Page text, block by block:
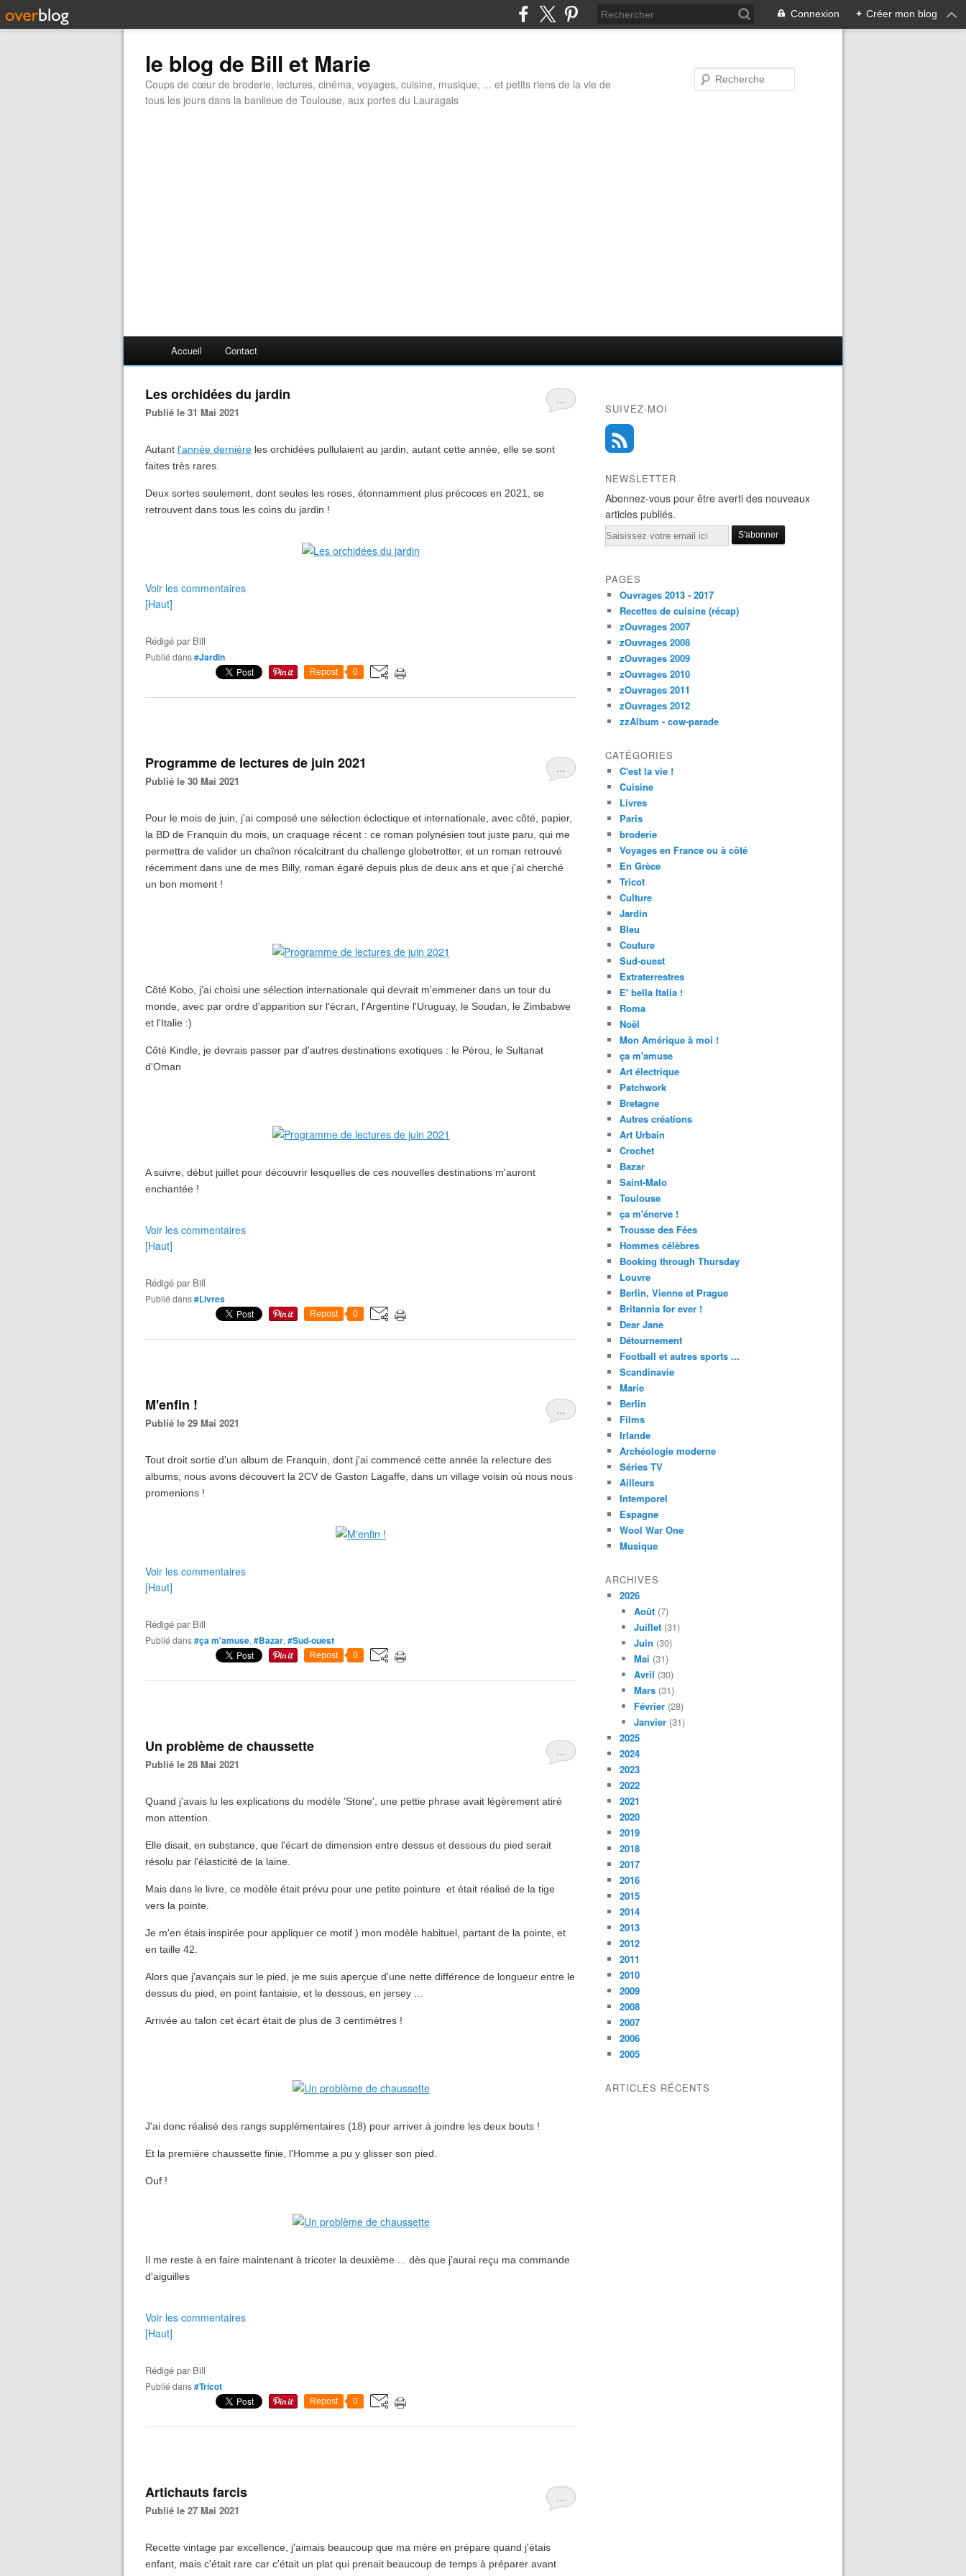
Connexion + Créer mon blog
le blog de Bill et Marie
Coups de cœur de broderie, lectures, cinéma, voyages, cuisine, musique, ... et petits riens de la vie de
tous les jours dans la banlieue de Toulouse, aux portes du Lauragais
Accueil Contact
…
Les orchidées du jardin
Publié le 31 Mai 2021
Autant l'année dernière les orchidées pullulaient au jardin, autant cette année, elle se sont
faites très rares.
Deux sortes seulement, dont seules les roses, étonnamment plus précoces en 2021, se
retrouvent dans tous les coins du jardin !
Voir les commentaires
[Haut]
Rédigé par Bill
Publié dans#Jardin
Repost 0
…
Programme de lectures de juin 2021
Publié le 30 Mai 2021
Pour le mois de juin, j'ai composé une sélection éclectique et internationale, avec côté, papier,
la BD de Franquin du mois, un craquage récent : ce roman polynésien tout juste paru, qui me
permettra de valider un chaînon récalcitrant du challenge globetrotter, et un roman retrouvé
récemment dans une de mes Billy, roman égaré depuis plus de deux ans et que j'ai cherché
un bon moment !
Côté Kobo, j'ai choisi une sélection internationale qui devrait m'emmener dans un tour du
monde, avec par ordre d'apparition sur l'écran, l'Argentine l'Uruguay, le Soudan, le Zimbabwe
et l'Italie :)
Côté Kindle, je devrais passer par d'autres destinations exotiques : le Pérou, le Sultanat
d'Oman
A suivre, début juillet pour découvrir lesquelles de ces nouvelles destinations m'auront
enchantée !
Voir les commentaires
[Haut]
Rédigé par Bill
Publié dans#Livres
Repost 0
…
M'enfin !
Publié le 29 Mai 2021
Tout droit sortie d'un album de Franquin, dont j'ai commencé cette année la relecture des
albums, nous avons découvert la 2CV de Gaston Lagaffe, dans un village voisin où nous nous
promenions !
Voir les commentaires
[Haut]
Rédigé par Bill
Publié dans#ça m'amuse, #Bazar, #Sud-ouest
Repost 0
…
Un problème de chaussette
Publié le 28 Mai 2021
Quand j'avais lu les explications du modèle 'Stone', une pettie phrase avait légèrement atiré
mon attention.
Elle disait, en substance, que l'écart de dimension entre dessus et dessous du pied serait
résolu par l'élasticité de la laine.
Mais dans le livre, ce modèle était prévu pour une petite pointure et était réalisé de la tige
vers la pointe.
Je m'en étais inspirée pour appliquer ce motif ) mon modèle habituel, partant de la pointe, et
en taille 42.
Alors que j'avançais sur le pied, je me suis aperçue d'une nette différence de longueur entre le
dessus du pied, en point fantaisie, et le dessous, en jersey ...
Arrivée au talon cet écart était de plus de 3 centimètres !
J'ai donc réalisé des rangs supplémentaires (18) pour arriver à joindre les deux bouts !
Et la première chaussette finie, l'Homme a pu y glisser son pied.
Ouf !
Il me reste à en faire maintenant à tricoter la deuxième ... dès que j'aurai reçu ma commande
d'aiguilles
Voir les commentaires
[Haut]
Rédigé par Bill
Publié dans#Tricot
Repost 0
…
Artichauts farcis
Publié le 27 Mai 2021
Recette vintage par excellence, j'aimais beaucoup que ma mère en prépare quand j'étais
enfant, mais c'était rare car c'était un plat qui prenait beaucoup de temps à préparer avant
SUIVEZ-MOI
NEWSLETTER
Abonnez-vous pour être averti des nouveaux
articles publiés.
Email
PAGES
Ouvrages 2013 - 2017
Recettes de cuisine (récap)
zOuvrages 2007
zOuvrages 2008
zOuvrages 2009
zOuvrages 2010
zOuvrages 2011
zOuvrages 2012
zzAlbum - cow-parade
CATÉGORIES
C'est la vie !
Cuisine
Livres
Paris
broderie
Voyages en France ou à côté
En Grèce
Tricot
Culture
Jardin
Bleu
Couture
Sud-ouest
Extraterrestres
E' bella Italia !
Roma
Noël
Mon Amérique à moi !
ça m'amuse
Art électrique
Patchwork
Bretagne
Autres créations
Art Urbain
Crochet
Bazar
Saint-Malo
Toulouse
ça m'énerve !
Trousse des Fées
Hommes célèbres
Booking through Thursday
Louvre
Berlin, Vienne et Prague
Britannia for ever !
Dear Jane
Détournement
Football et autres sports ...
Scandinavie
Marie
Berlin
Films
Irlande
Archéologie moderne
Séries TV
Ailleurs
Intemporel
Espagne
Wool War One
Musique
ARCHIVES
2026
Août (7)
Juillet (31)
Juin (30)
Mai (31)
Avril (30)
Mars (31)
Février (28)
Janvier (31)
2025
2024
2023
2022
2021
2020
2019
2018
2017
2016
2015
2014
2013
2012
2011
2010
2009
2008
2007
2006
2005
ARTICLES RÉCENTS